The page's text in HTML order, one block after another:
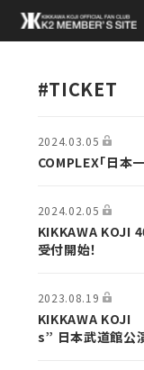
#TICKET
2024.03.05
COMPLEX「日本
2024.02.05
KIKKAWA
受付開始！
2023.08.19
KIKKAWA
s” 日本武道館公